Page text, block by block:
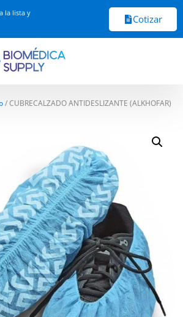
la lista y
Cotizar
/ CUBRECALZADO ANTIDESLIZANTE (ALKHOFAR)